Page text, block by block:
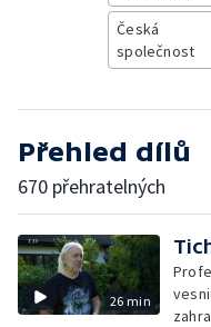
Česká
společnost
Přehled dílů
670 přehratelných
26 min